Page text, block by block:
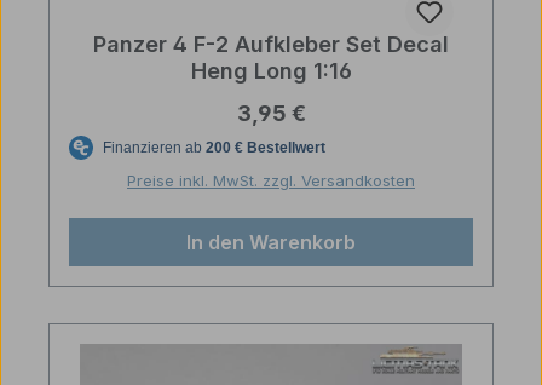
Panzer 4 F-2 Aufkleber Set Decal
Heng Long 1:16
Regulärer Preis:
3,95 €
Preise inkl. MwSt. zzgl. Versandkosten
In den Warenkorb